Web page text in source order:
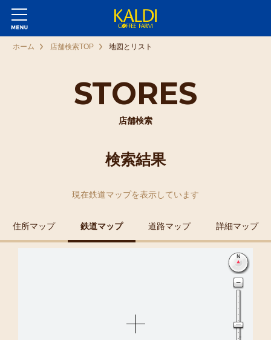
STORES
店舗検索
ホーム 店舗検索TOP 地図とリスト
検索結果
現在鉄道マップを表示しています
住所マップ 鉄道マップ 道路マップ 詳細マップ